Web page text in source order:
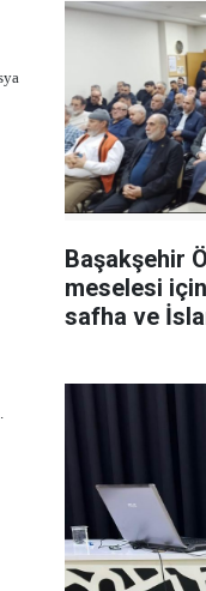
Başakşehir
meselesi
safha ve İslami yaklaşım’ paneli